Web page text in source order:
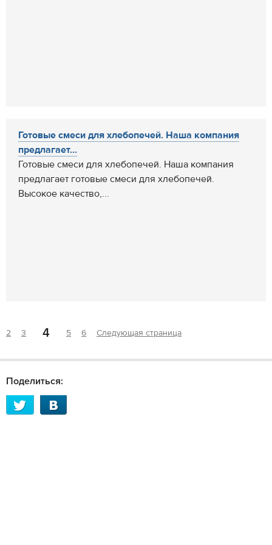
Готовые смеси для хлебопечей. Наша компания
предлагает...
Готовые смеси для хлебопечей. Наша компания
предлагает готовые смеси для хлебопечей.
Высокое качество,...
2 3 4 5 6 Следующая страница
Поделиться: